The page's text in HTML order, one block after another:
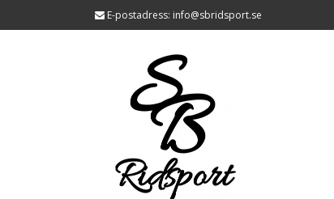
E-postadress: info@sbridsport.se